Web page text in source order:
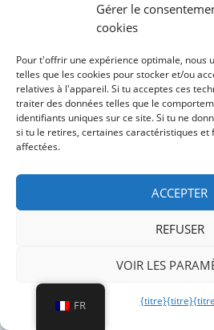
Gérer le
cookies
Pour t'offrir une expérience optimale, nous
telles que les cookies pour stocker et/ou
relatives à l'appareil. Si tu acceptes ces
traiter des données telles que le
identifiants uniques sur ce site. Si tu ne
si tu le retires, certaines caractéristiques et
affectées.
ACCEPTER
REFUSER
VOIR LES
{titre}{titre}
müssen auf die geplante
abgestimmt werden.
Schallschutz nicht erst
wenn Beschwerden
Bei vielen Projekten ist eine
sinnvoll. Einige Öffnungen
Einbruchhemmung und
Bereiche benötigen
rotec unterstützt dabei,
systematisch zu ordnen.
FR